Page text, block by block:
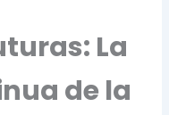
La
de la